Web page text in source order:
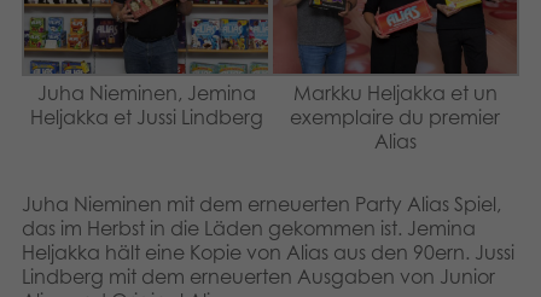
Juha Nieminen, Jemina
Heljakka et Jussi Lindberg
Markku Heljakka et un
exemplaire du premier
Alias
Juha Nieminen mit dem erneuerten Party Alias Spiel,
das im Herbst in die Läden gekommen ist. Jemina
Heljakka hält eine Kopie von Alias ​​aus den 90ern. Jussi
Lindberg mit dem erneuerten Ausgaben von Junior